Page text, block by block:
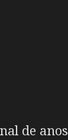
de anos